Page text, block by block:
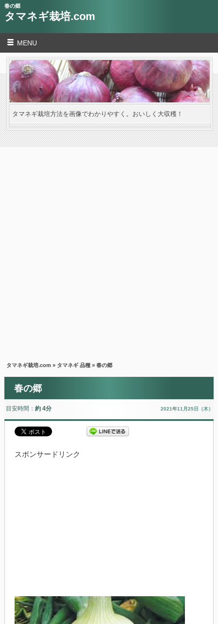
春の郷
タマネギ栽培.com
MENU
タマネギ栽培方法を画像でわかりやすく。おいしく大収穫！
タマネギ栽培.com » タマネギ 品種 » 春の郷
春の郷
目安時間： 約 4分 2021年11月25日（木）
スポンサードリンク